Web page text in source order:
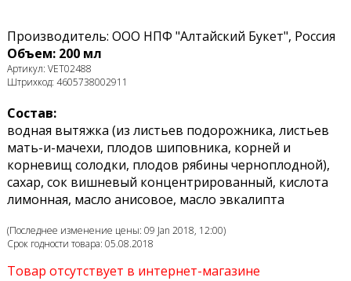
Производитель: ООО НПФ "Алтайский Букет", Россия
Объем: 200 мл
Артикул: VET02488
Штрихкод: 4605738002911
Состав:
водная вытяжка (из листьев подорожника, листьев
мать-и-мачехи, плодов шиповника, корней и
корневищ солодки, плодов рябины черноплодной),
сахар, сок вишневый концентрированный, кислота
лимонная, масло анисовое, масло эвкалипта
(Последнее изменение цены: 09 Jan 2018, 12:00)
Срок годности товара: 05.08.2018
Товар отсутствует в интернет-магазине